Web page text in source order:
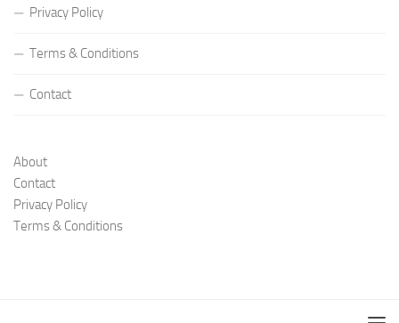
Privacy Policy
Terms & Conditions
Contact
About
Contact
Privacy Policy
Terms & Conditions